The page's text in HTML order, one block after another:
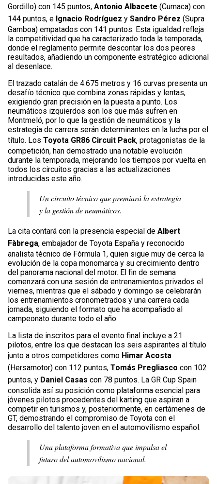
Gordillo) con 145 puntos, Antonio Albacete (Cumaca) con
144 puntos, e Ignacio Rodríguez y Sandro Pérez (Supra
Gamboa) empatados con 141 puntos. Esta igualdad refleja
la competitividad que ha caracterizado toda la temporada,
donde el reglamento permite descontar los dos peores
resultados, añadiendo un componente estratégico adicional
al desenlace.
El trazado catalán de 4.675 metros y 16 curvas presenta un
desafío técnico que combina zonas rápidas y lentas,
exigiendo gran precisión en la puesta a punto. Los
neumáticos izquierdos son los que más sufren en
Montmeló, por lo que la gestión de neumáticos y la
estrategia de carrera serán determinantes en la lucha por el
título. Los Toyota GR86 Circuit Pack, protagonistas de la
competición, han demostrado una notable evolución
durante la temporada, mejorando los tiempos por vuelta en
todos los circuitos gracias a las actualizaciones
introducidas este año.
Un circuito técnico que premiará la estrategia
y la gestión de neumáticos.
La cita contará con la presencia especial de Albert
Fàbrega, embajador de Toyota España y reconocido
analista técnico de Fórmula 1, quien sigue muy de cerca la
evolución de la copa monomarca y su crecimiento dentro
del panorama nacional del motor. El fin de semana
comenzará con una sesión de entrenamientos privados el
viernes, mientras que el sábado y domingo se celebrarán
los entrenamientos cronometrados y una carrera cada
jornada, siguiendo el formato que ha acompañado al
campeonato durante todo el año.
La lista de inscritos para el evento final incluye a 21
pilotos, entre los que destacan los seis aspirantes al título
junto a otros competidores como Himar Acosta
(Hersamotor) con 112 puntos, Tomás Pregliasco con 102
puntos, y Daniel Casas con 78 puntos. La GR Cup Spain
consolida así su posición como plataforma esencial para
jóvenes pilotos procedentes del karting que aspiran a
competir en turismos y, posteriormente, en certámenes de
GT, demostrando el compromiso de Toyota con el
desarrollo del talento joven en el automovilismo español.
Una plataforma formativa que impulsa el
futuro del automovilismo nacional.